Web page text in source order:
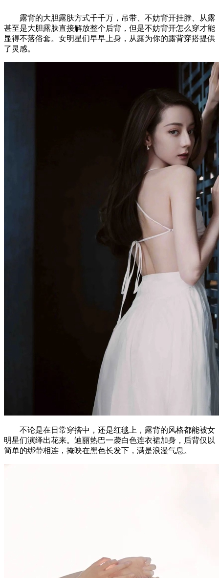
露背的大胆露肤方式千千万，吊带、不妨背开挂脖、从露
甚至是大胆露肤直接解放整个后背，但是不妨背开怎么穿才能
显得不落俗套。女明星们早早上身，从露为你的露背穿搭提供
了灵感。
不论是在日常穿搭中，还是红毯上，露背的风格都能被女
明星们演绎出花来。迪丽热巴一袭白色连衣裙加身，后背仅以
简单的绑带相连，掩映在黑色长发下，满是浪漫气息。